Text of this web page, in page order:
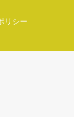
リシー